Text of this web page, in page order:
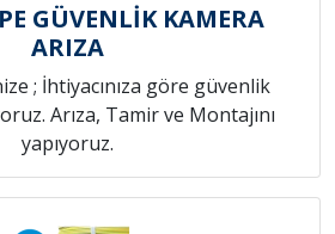
GÜVENLİK KAMERA
ARIZA
; İhtiyacınıza göre güvenlik
Arıza, Tamir ve Montajını
yapıyoruz.